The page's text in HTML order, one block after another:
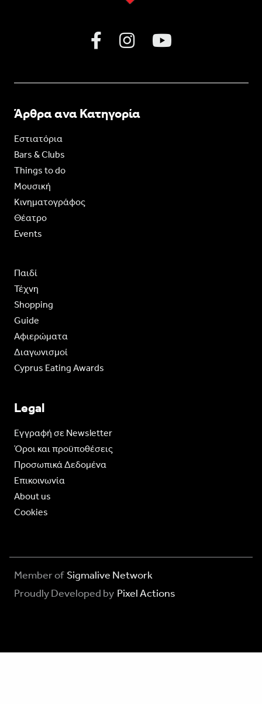
Άρθρα ανα Κατηγορία
Εστιατόρια
Bars & Clubs
Things to do
Moυσική
Κινηματογράφος
Θέατρο
Events
Παιδί
Τέχνη
Shopping
Guide
Aφιερώματα
Διαγωνισμοί
Cyprus Eating Awards
Legal
Eγγραφή σε Newsletter
Όροι και προϋποθέσεις
Προσωπικά Δεδομένα
Επικοινωνία
About us
Cookies
Member of Sigmalive Network
Proudly Developed by Pixel Actions